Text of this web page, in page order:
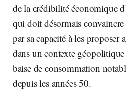
de la crédibilité économique
qui doit désormais
par sa capacité à les
dans un contexte
baise de consommation
depuis les années 50.